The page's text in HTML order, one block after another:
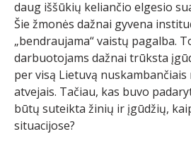
daug iššūkių keliančio elgesio
Šie žmonės dažnai gyvena
„bendraujama“ vaistų pagalba.
darbuotojams dažnai trūksta
per visą Lietuvą
atvejais. Tačiau, kas buvo
būtų suteikta žinių ir įgūdžių,
situacijose?